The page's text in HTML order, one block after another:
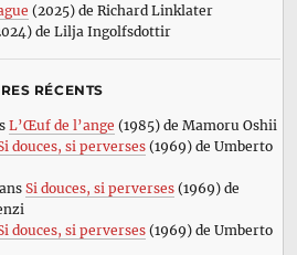
(2025) de Richard Linklater
de Lilja Ingolfsdottir
RÉCENTS
L’Œuf de l’ange (1985) de Mamoru Oshii
douces, si perverses(1969) de Umberto
Si douces, si perverses(1969) de
douces, si perverses(1969) de Umberto